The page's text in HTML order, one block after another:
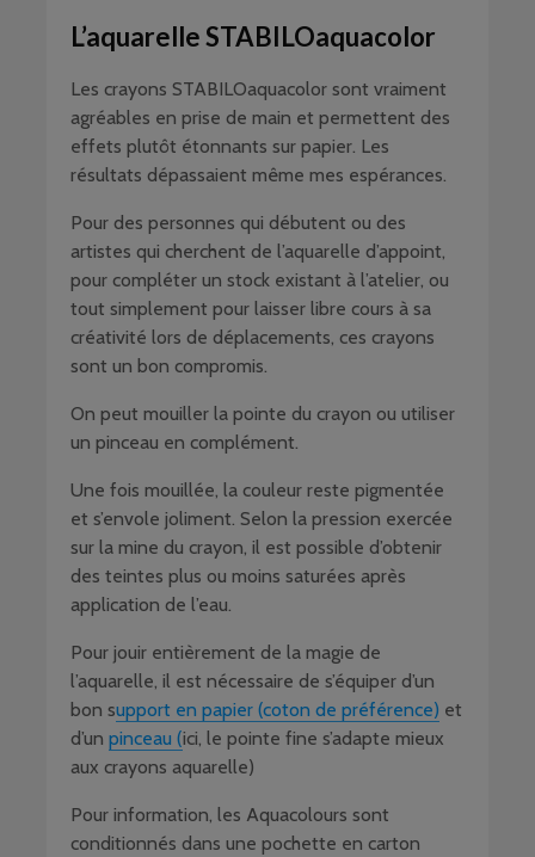
L’aquarelleSTABILOaquacolor
Les crayons STABILOaquacolor sont vraiment
agréables en prise de main et permettent des
effets plutôt étonnants sur papier. Les
résultats dépassaient même mes espérances.
Pour des personnes qui débutent ou des
artistes qui cherchent de l’aquarelle d’appoint,
pour compléter un stock existant à l’atelier, ou
tout simplement pour laisser libre cours à sa
créativité lors de déplacements, ces crayons
sont un bon compromis.
On peut mouiller la pointe du crayon ou utiliser
un pinceau en complément.
Une fois mouillée, la couleur reste pigmentée
et s’envole joliment. Selon la pression exercée
sur la mine du crayon, il est possible d’obtenir
des teintes plus ou moins saturées après
application de l’eau.
Pour jouir entièrement de la magie de
l’aquarelle, il est nécessaire de s’équiper d’un
bon support en papier (coton de préférence) et
d’un pinceau (ici, le pointe fine s’adapte mieux
aux crayons aquarelle)
Pour information, les Aquacolours sont
conditionnés dans une pochette en carton